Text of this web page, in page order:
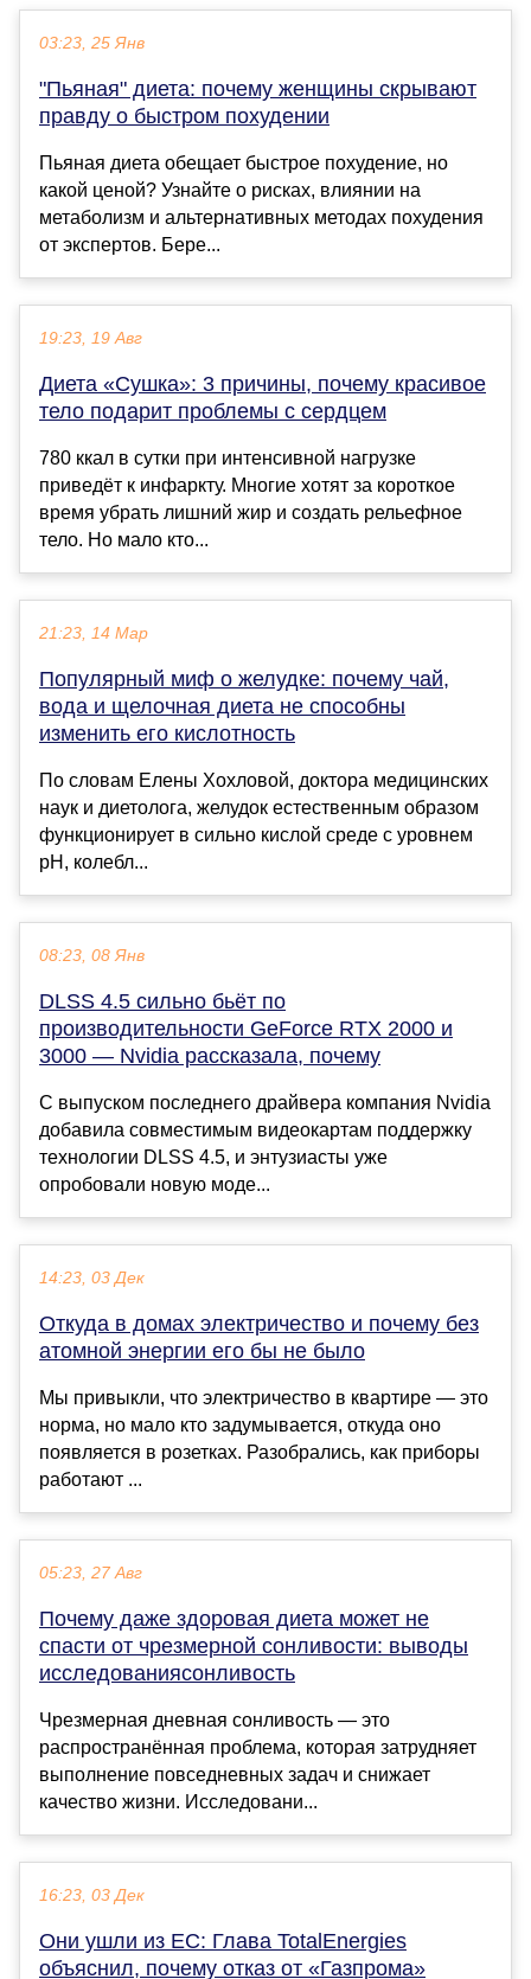
03:23, 25 Янв
"Пьяная" диета: почему женщины скрывают
правду о быстром похудении
Пьяная диета обещает быстрое похудение, но
какой ценой? Узнайте о рисках, влиянии на
метаболизм и альтернативных методах похудения
от экспертов. Бере...
19:23, 19 Авг
Диета «Сушка»: 3 причины, почему красивое
тело подарит проблемы с сердцем
780 ккал в сутки при интенсивной нагрузке
приведёт к инфаркту. Многие хотят за короткое
время убрать лишний жир и создать рельефное
тело. Но мало кто...
21:23, 14 Мар
Популярный миф о желудке: почему чай,
вода и щелочная диета не способны
изменить его кислотность
По словам Елены Хохловой, доктора медицинских
наук и диетолога, желудок естественным образом
функционирует в сильно кислой среде с уровнем
pH, колебл...
08:23, 08 Янв
DLSS 4.5 сильно бьёт по
производительности GeForce RTX 2000 и
3000 — Nvidia рассказала, почему
С выпуском последнего драйвера компания Nvidia
добавила совместимым видеокартам поддержку
технологии DLSS 4.5, и энтузиасты уже
опробовали новую моде...
14:23, 03 Дек
Откуда в домах электричество и почему без
атомной энергии его бы не было
Мы привыкли, что электричество в квартире — это
норма, но мало кто задумывается, откуда оно
появляется в розетках. Разобрались, как приборы
работают ...
05:23, 27 Авг
Почему даже здоровая диета может не
спасти от чрезмерной сонливости: выводы
исследованиясонливость
Чрезмерная дневная сонливость — это
распространённая проблема, которая затрудняет
выполнение повседневных задач и снижает
качество жизни. Исследовани...
16:23, 03 Дек
Они ушли из ЕС: Глава TotalEnergies
объяснил, почему отказ от «Газпрома»